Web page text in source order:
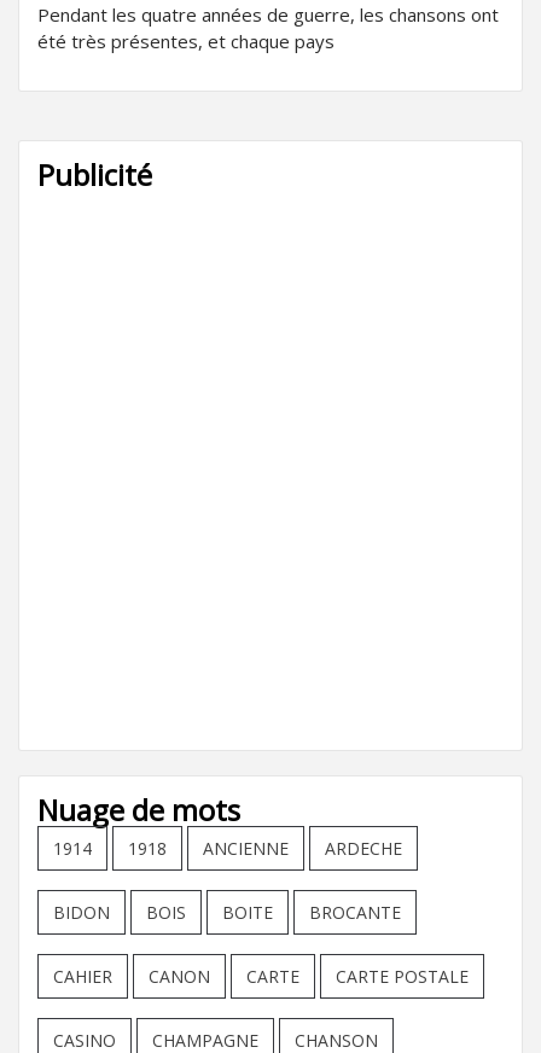
Pendant les quatre années de guerre, les chansons ont
été très présentes, et chaque pays
Publicité
Nuage de mots
1914 1918 ANCIENNE ARDECHE
BIDON BOIS BOITE BROCANTE
CAHIER CANON CARTE CARTE POSTALE
CASINO CHAMPAGNE CHANSON